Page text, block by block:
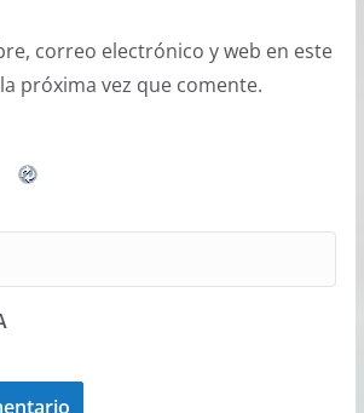
correo electrónico y web en este
próxima vez que comente.